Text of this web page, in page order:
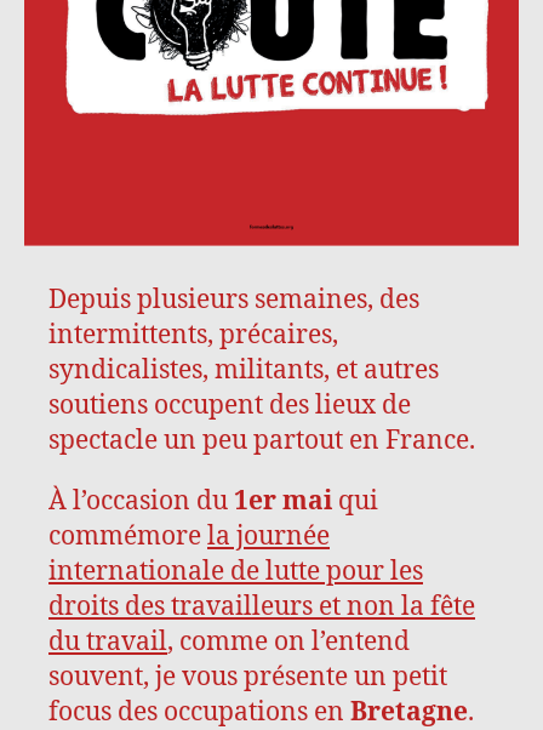
Depuis plusieurs semaines, des
intermittents, précaires,
syndicalistes, militants, et autres
soutiens occupent des lieux de
spectacle un peu partout en France.
À l’occasion du 1er mai qui
commémorela journée
internationale de lutte pour les
droits des travailleurs et non la fête
du travail, comme on l’entend
souvent, je vous présente un petit
focus des occupations en Bretagne.